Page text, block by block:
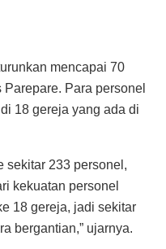
mencapai 70
Para personel
18 gereja yang ada di
sekitar 233 personel,
kekuatan personel
18 gereja, jadi sekitar
bergantian,” ujarnya.